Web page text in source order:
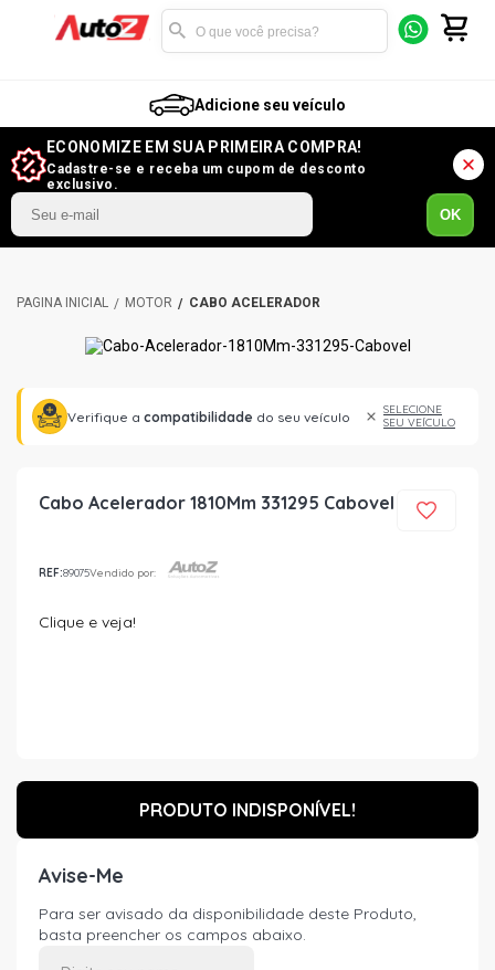
Adicione seu veículo
ECONOMIZE EM SUA PRIMEIRA COMPRA!
Cadastre-se e receba um cupom de desconto
exclusivo.
OK
MOTOR CABO ACELERADOR
Verifique a compatibilidade do seu veículo
SELECIONE
SEU VEÍCULO
Cabo Acelerador 1810Mm 331295 Cabovel
REF:89075Vendido por:
Clique e veja!
PRODUTO INDISPONÍVEL!
Avise-Me
Para ser avisado da disponibilidade deste Produto,
basta preencher os campos abaixo.